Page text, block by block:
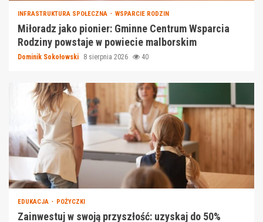
INFRASTRUKTURA SPOŁECZNA WSPARCIE RODZIN
Miłoradz jako pionier: Gminne Centrum Wsparcia
Rodziny powstaje w powiecie malborskim
Dominik Sokołowski 8 sierpnia 2026 40
EDUKACJA POŻYCZKI
Zainwestuj w swoją przyszłość: uzyskaj do 50%